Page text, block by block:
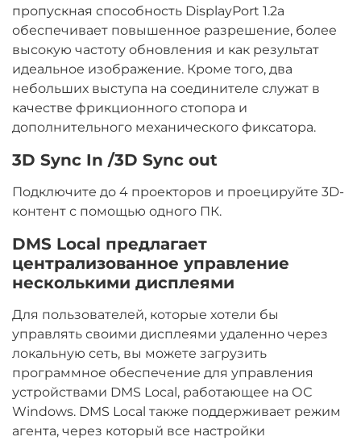
пропускная способность DisplayPort 1.2a
обеспечивает повышенное разрешение, более
высокую частоту обновления и как результат
идеальное изображение. Кроме того, два
небольших выступа на соединителе служат в
качестве фрикционного стопора и
дополнительного механического фиксатора.
3D Sync In /3D Sync out
Подключите до 4 проекторов и проецируйте 3D-
контент с помощью одного ПК.
DMS Local предлагает
централизованное управление
несколькими дисплеями
Для пользователей, которые хотели бы
управлять своими дисплеями удаленно через
локальную сеть, вы можете загрузить
программное обеспечение для управления
устройствами DMS Local, работающее на ОС
Windows. DMS Local также поддерживает режим
агента, через который все настройки